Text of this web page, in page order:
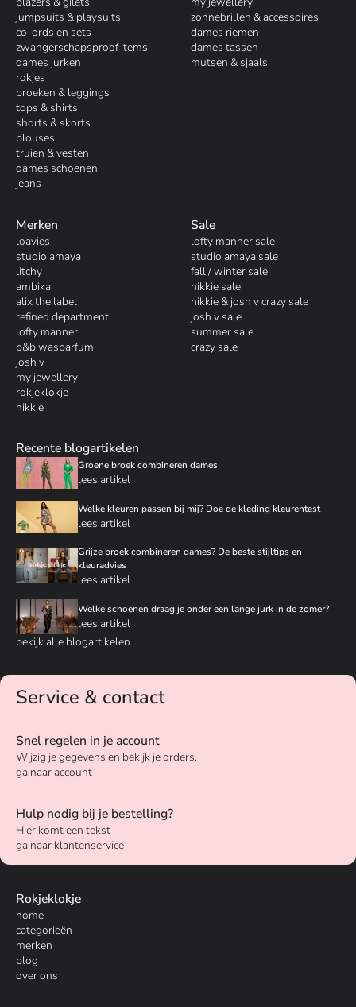
jumpsuits & playsuits
co-ords en sets
zwangerschapsproof items
dames jurken
rokjes
broeken & leggings
tops & shirts
shorts & skorts
blouses
truien & vesten
dames schoenen
jeans
zonnebrillen & accessoires
dames riemen
dames tassen
mutsen & sjaals
Merken
loavies
studio amaya
litchy
ambika
alix the label
refined department
lofty manner
b&b wasparfum
josh v
my jewellery
rokjeklokje
nikkie
Sale
lofty manner sale
studio amaya sale
fall / winter sale
nikkie sale
nikkie & josh v crazy sale
josh v sale
summer sale
crazy sale
Recente blogartikelen
Groene broek combineren dames
lees artikel
Welke kleuren passen bij mij? Doe de kleding kleurentest
lees artikel
Grijze broek combineren dames? De beste stijltips en
kleuradvies
lees artikel
Welke schoenen draag je onder een lange jurk in de zomer?
lees artikel
bekijk alle blogartikelen
Service & contact
Snel regelen in je account
Wijzig je gegevens en bekijk je orders.
ga naar account
Hulp nodig bij je bestelling?
Hier komt een tekst
ga naar klantenservice
Rokjeklokje
home
categorieën
merken
blog
over ons